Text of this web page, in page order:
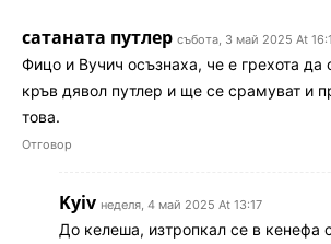
сатаната путлер събота, 3 май 2025 At
Фицо и Вучич осъзнаха, че е грехота да
кръв дявол путлер и ще се срамуват и
това.
Отговор
Kyiv неделя, 4 май 2025 At 13:17
До келеша, изтропкал се в кенефа